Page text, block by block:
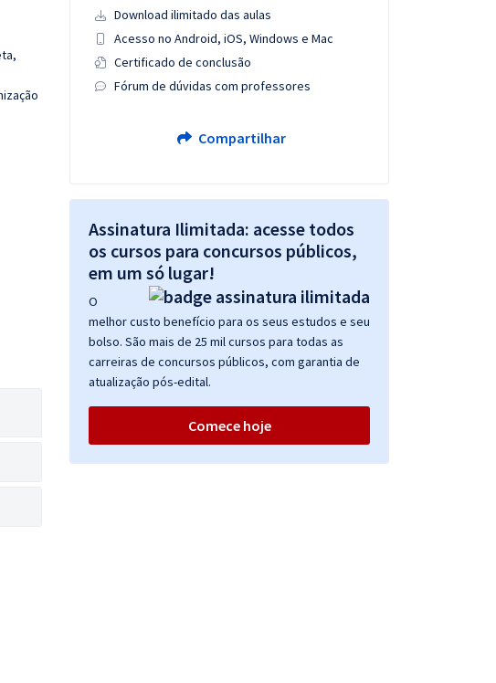
Download ilimitado das aulas
Acesso no Android, iOS, Windows e Mac
Certificado de conclusão
Fórum de dúvidas com professores
Compartilhar
Assinatura Ilimitada: acesse todos
os cursos para concursos públicos,
em um só lugar!
O
melhor custo benefício para os seus estudos e seu
bolso. São mais de 25 mil cursos para todas as
carreiras de concursos públicos, com garantia de
atualização pós-edital.
Comece hoje